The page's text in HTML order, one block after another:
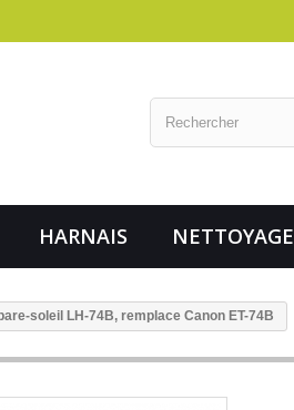
HARNAIS NETTOYAGE
soleil LH-74B, remplace Canon ET-74B